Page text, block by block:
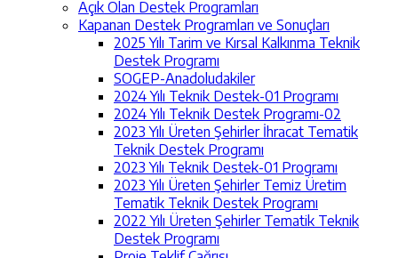
Açık Olan Destek Programları
Kapanan Destek Programları ve Sonuçları
2025 Yılı Tarim ve Kırsal Kalkınma Teknik
Destek Programı
SOGEP-Anadoludakiler
2024 Yılı Teknik Destek-01 Programı
2024 Yılı Teknik Destek Programı-02
2023 Yılı Üreten Şehirler İhracat Tematik
Teknik Destek Programı
2023 Yılı Teknik Destek-01 Programı
2023 Yılı Üreten Şehirler Temiz Üretim
Tematik Teknik Destek Programı
2022 Yılı Üreten Şehirler Tematik Teknik
Destek Programı